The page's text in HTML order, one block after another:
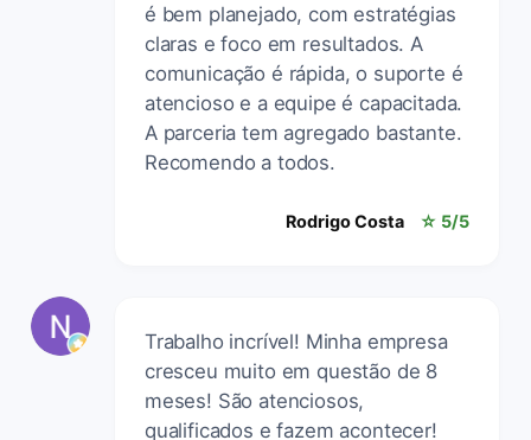
é bem planejado, com estratégias
claras e foco em resultados. A
comunicação é rápida, o suporte é
atencioso e a equipe é capacitada.
A parceria tem agregado bastante.
Recomendo a todos.
Rodrigo Costa ☆ 5/5
Trabalho incrível! Minha empresa
cresceu muito em questão de 8
meses! São atenciosos,
qualificados e fazem acontecer!